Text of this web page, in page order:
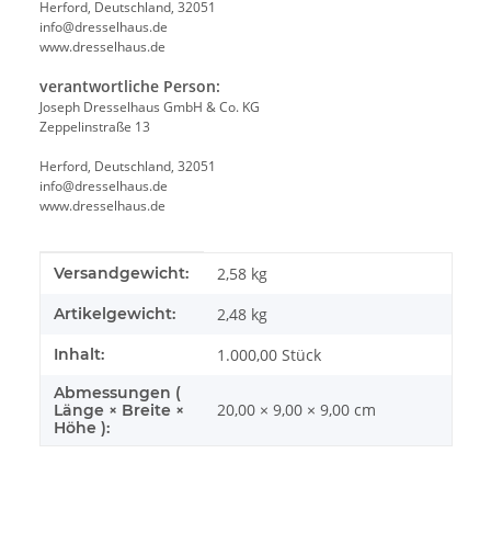
Herford, Deutschland, 32051
info@dresselhaus.de
www.dresselhaus.de
verantwortliche Person:
Joseph Dresselhaus GmbH & Co. KG
Zeppelinstraße 13
Herford, Deutschland, 32051
info@dresselhaus.de
www.dresselhaus.de
Produkteigenschaft
Wert
Versandgewicht: 2,58 kg
Artikelgewicht: 2,48 kg
Inhalt: 1.000,00 Stück
Abmessungen (
Länge × Breite ×
Höhe ):
20,00 × 9,00 × 9,00 cm